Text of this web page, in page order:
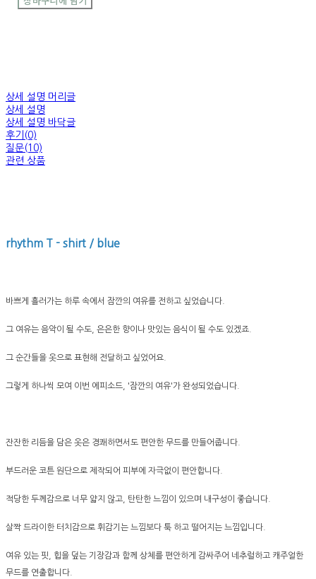
상세 설명 머리글
상세 설명
상세 설명 바닥글
후기(0)
질문(10)
관련 상품
rhythm T - shirt / blue
바쁘게 흘러가는 하루 속에서 잠깐의 여유를 전하고 싶었습니다.
그 여유는 음악이 될 수도, 은은한 향이나 맛있는 음식이 될 수도 있겠죠.
그 순간들을 옷으로 표현해 전달하고 싶었어요.
그렇게 하나씩 모여 이번 에피소드, '잠깐의 여유'가 완성되었습니다.
잔잔한 리듬을 담은 옷은 경쾌하면서도 편안한 무드를 만들어줍니다.
부드러운 코튼 원단으로 제작되어 피부에 자극없이 편안합니다.
적당한 두께감으로 너무 얇지 않고, 탄탄한 느낌이 있으며 내구성이 좋습니다.
살짝 드라이한 터치감으로 휘감기는 느낌보다 툭 하고 떨어지는 느낌입니다.
여유 있는 핏, 힙을 덮는 기장감과 함께 상체를 편안하게 감싸주어 네추럴하고 캐주얼한
무드를 연출합니다.